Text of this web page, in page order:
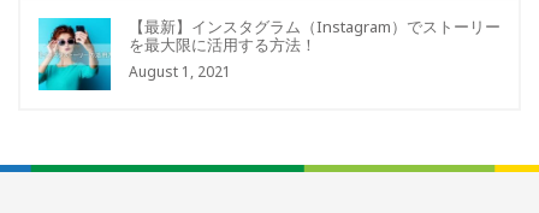
【最新】インスタグラム（Instagram）でストーリー
を最大限に活用する方法！
August 1, 2021